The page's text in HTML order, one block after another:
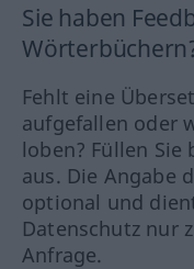
Sie haben
Fehlt eine
aufgefallen oder
loben? Füllen Sie
aus. Die Angabe
optional und
Datenschutz nur
Anfrage.